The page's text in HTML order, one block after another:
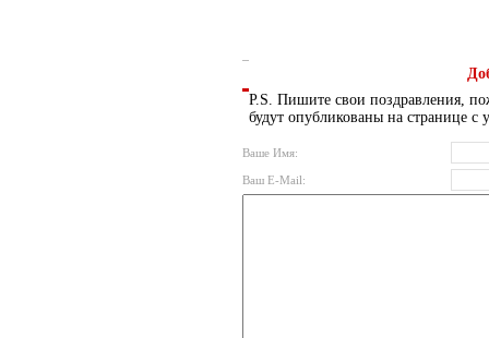
P.S. Пишите свои поздравления,
будут опубликованы на странице с
Ваше Имя:
Ваш E-Mail: